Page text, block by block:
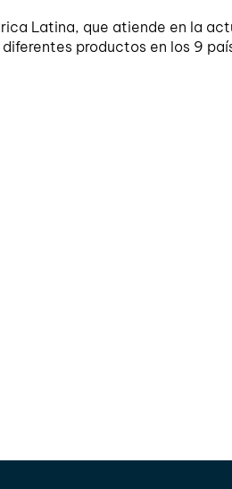
Latina, que atiende en la
productos en los 9